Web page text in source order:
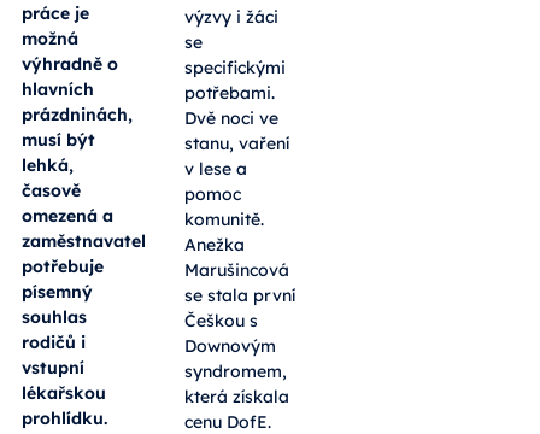
práce je
možná
výhradně o
hlavních
prázdninách,
musí být
lehká,
časově
omezená a
zaměstnavatel
potřebuje
písemný
souhlas
rodičů i
vstupní
lékařskou
prohlídku.
výzvy i žáci
se
specifickými
potřebami.
Dvě noci ve
stanu, vaření
v lese a
pomoc
komunitě.
Anežka
Marušincová
se stala první
Češkou s
Downovým
syndromem,
která získala
cenu DofE.